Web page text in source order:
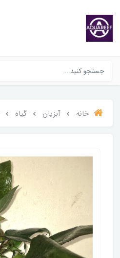
خانه آبزیان گیاه